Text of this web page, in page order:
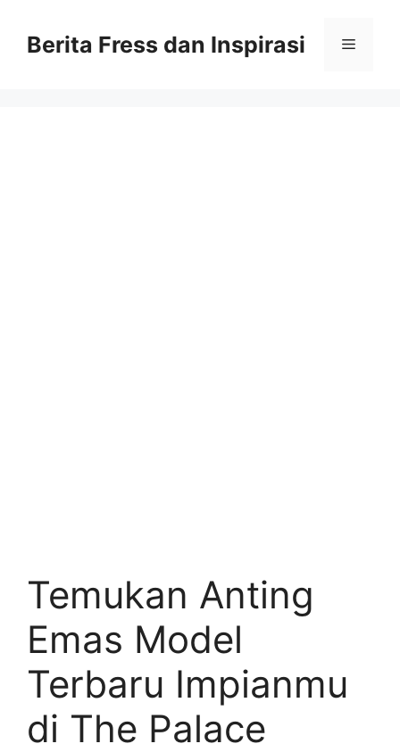
contentBerita Fress dan Inspirasi Menu
Temukan Anting
Emas Model
Terbaru Impianmu
di The Palace